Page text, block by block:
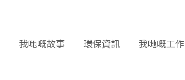
我哋嘅故事 環保資訊 我哋嘅工作